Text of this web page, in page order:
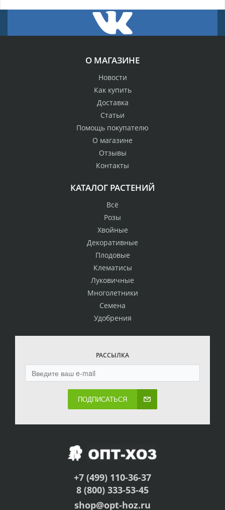
О МАГАЗИНЕ
Новости
Как купить
Доставка
Статьи
Помощь покупателю
О магазине
Отзывы
Контакты
КАТАЛОГ РАСТЕНИЙ
Всё
Розы
Хвойные
Декоративные
Плодовые
Клематисы
Луковичные
Многолетники
Семена
Удобрения
РАССЫЛКА
ПОДПИСАТЬСЯ
+7 (499) 110-36-37
8 (800) 333-53-45
shop@opt-hoz.ru